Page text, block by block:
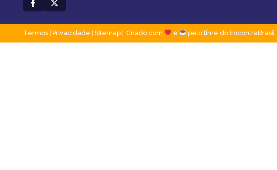
Termos | Privacidade | Sitemap Criado com e pelo time do EncontraBrasil